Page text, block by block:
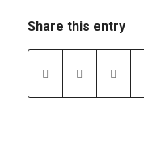
Share this entry